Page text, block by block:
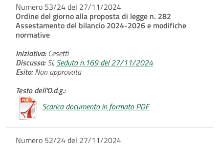
Numero 53/24 del 27/11/2024
Ordine del giorno alla proposta di legge n. 282
Assestamento del bilancio 2024-2026 e modifiche
normative
Iniziativa:Cesetti
Discussa:Si, Seduta n.169 del 27/11/2024
Esito:Non approvata
Testo dell'O.d.g.:
Scarica documento in formato PDF
Numero 52/24 del 27/11/2024